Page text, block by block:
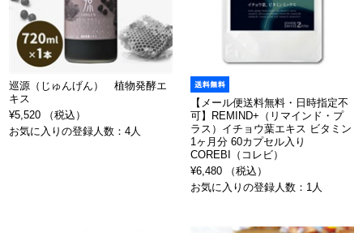
巡源（じゅんげん） 植物発酵エ
キス
¥5,520 （税込）
お気に入りの登録人数：4人
【メール便送料無料・日時指定不
可】REMIND+（リマインド・プ
ラス）イチョウ葉エキス ビタミン
1ヶ月分 60カプセル入り
COREBI（コレビ）
¥6,480 （税込）
お気に入りの登録人数：1人